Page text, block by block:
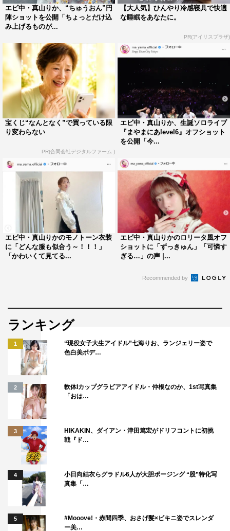
エビ中・真山りか、“ちゅうおん”円
陣ショットを公開「ちょっとだけ込
み上げるものが...
【大人気】ひんやり冷感寝具で快適
な睡眠をあなたに。
PR(アイリスプラザ)
宝くじ“なんとなく”で買っている限
り変わらない
PR(合同会社デジタルファーム )
エビ中・真山りか、生誕ソロライブ
『まやまにあlevel6』オフショット
を公開「今...
エビ中・真山りかのモノトーン衣装
に「どんな服も似合う～！！！」
「かわいくて見てる...
エビ中・真山りかのロリータ風オフ
ショットに「ずっきゅん」「可憐す
ぎる…」の声 |...
Recommended by
ランキング
1
“現役女子大生アイドル”七海りお、ランジェリー姿で
色白美ボデ…
2
軟体Iカップグラビアアイドル・仲根なのか、1st写真集
「おは…
3
HIKAKIN、ダイアン・津田篤宏がドリフコントに初挑
戦『ド…
4
小日向結衣らグラドル6人が大胆ポージング “股”特化写
真集「…
5
#Mooove!・赤間四季、おさげ髪×ビキニ姿でスレンダ
ー美…